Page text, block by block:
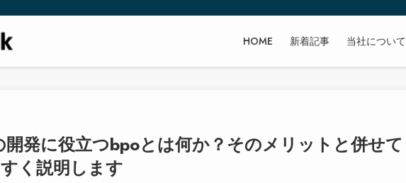
HOME 新着記事 当社について
開発に役立つbpoとは何か？そのメリットと併せて
く説明します